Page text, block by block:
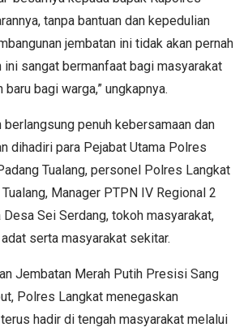
tanpa bantuan dan kepedulian
jembatan ini tidak akan pernah
sangat bermanfaat bagi masyarakat
baru bagi warga,” ungkapnya.
penuh kebersamaan dan
dihadiri para Pejabat Utama Polres
Tualang, personel Polres Langkat
Manager PTPN IV Regional 2
Desa Sei Serdang, tokoh masyarakat,
serta masyarakat sekitar.
Jembatan Merah Putih Presisi Sang
Polres Langkat menegaskan
hadir di tengah masyarakat melalui